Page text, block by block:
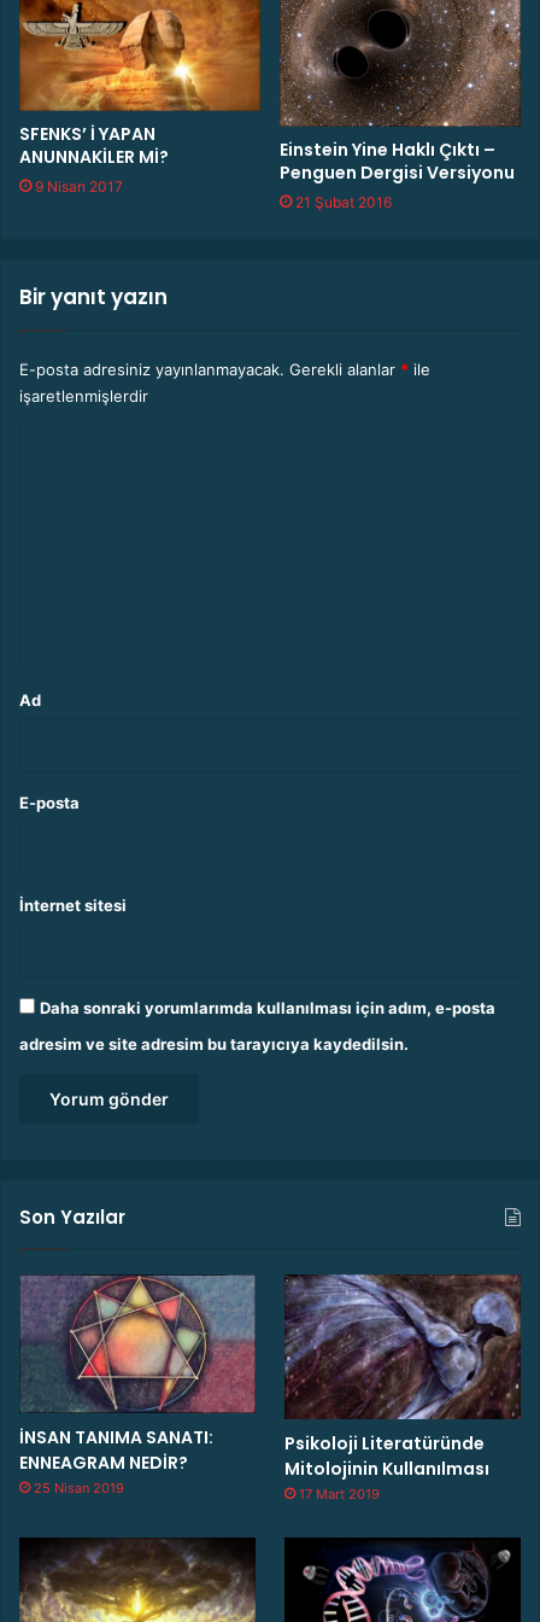
SFENKS’ İ YAPAN
ANUNNAKİLER Mİ?
9 Nisan 2017
Einstein Yine Haklı Çıktı –
Penguen Dergisi Versiyonu
21 Şubat 2016
Bir yanıt yazın
E-posta adresiniz yayınlanmayacak. Gerekli alanlar * ile
işaretlenmişlerdir
Ad
E-posta
İnternet sitesi
Daha sonraki yorumlarımda kullanılması için adım, e-posta
adresim ve site adresim bu tarayıcıya kaydedilsin.
Son Yazılar
İNSAN TANIMA SANATI:
ENNEAGRAM NEDİR?
25 Nisan 2019
Psikoloji Literatüründe
Mitolojinin Kullanılması
17 Mart 2019